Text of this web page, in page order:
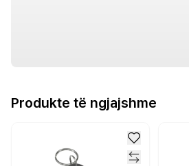
Produkte të ngjajshme